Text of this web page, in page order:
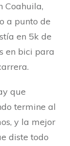
Coahuila,
a punto de
en 5k de
en bici para
que
termine al
y la mejor
diste todo